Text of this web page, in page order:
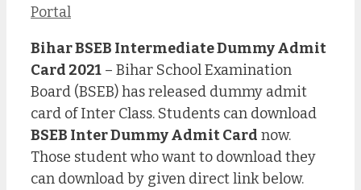
Portal
Bihar BSEB Intermediate Dummy Admit
Card 2021 – Bihar School Examination
Board (BSEB) has released dummy admit
card of Inter Class. Students can download
BSEB Inter Dummy Admit Card now.
Those student who want to download they
can download by given direct link below.